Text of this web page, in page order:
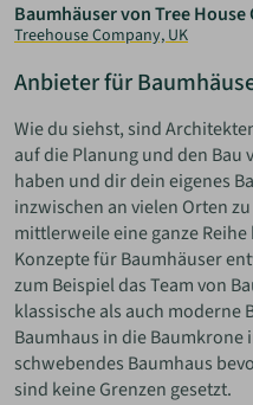
Baumhäuser von Tree House
Treehouse Company, UK
Anbieter für
Wie du siehst, sind
auf die Planung und den
haben und dir dein eigenes
inzwischen an vielen Orten
mittlerweile eine ganze
Konzepte für Baumhäuser
zum Beispiel das Team von
klassische als auch moderne
Baumhaus in die
schwebendes Baumhaus
sind keine Grenzen gesetzt.